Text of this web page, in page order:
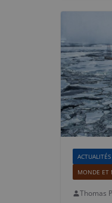
ACTUALITÉS
MONDE ET
Thomas